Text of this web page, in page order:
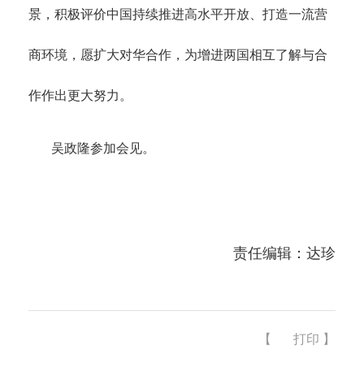
景，积极评价中国持续推进高水平开放、打造一流营
商环境，愿扩大对华合作，为增进两国相互了解与合
作作出更大努力。
吴政隆参加会见。
责任编辑：达珍
【 打印 】